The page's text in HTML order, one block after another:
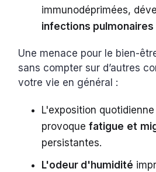
immunodéprimées,
infections pulmonaires
Une menace pour le bien-
sans compter sur d’autres
votre vie en général :
L'exposition
provoquefatigue et
persistantes.
L'odeur d'humidité